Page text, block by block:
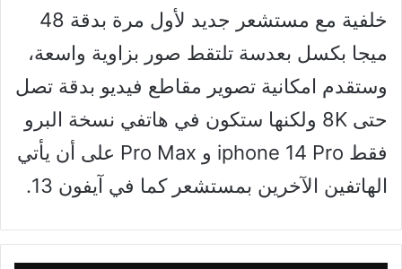
خلفية مع مستشعر جديد لأول مرة بدقة 48
ميجا بكسل بعدسة تلتقط صور بزاوية واسعة،
وستقدم امكانية تصوير مقاطع فيديو بدقة تصل
حتى 8K ولكنها ستكون في هاتفي نسخة البرو
فقط iphone 14 Pro و Pro Max على أن يأتي
الهاتفين الآخرين بمستشعر كما في آيفون 13.